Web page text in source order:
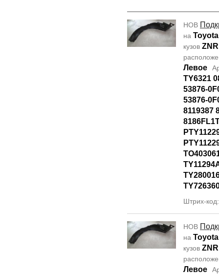
НОВ
на
кузов
Левое
TY6321
53876-
53876-
8119387
Штрих-
НОВ
на
кузов
Левое